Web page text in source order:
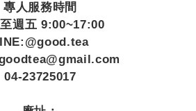
專人服務時間
週五 9:00~17:00
04-23725017